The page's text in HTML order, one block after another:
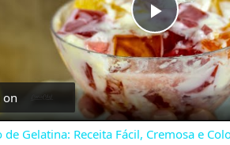
P
l
a
on
de Gelatina: Receita Fácil, Cremosa e